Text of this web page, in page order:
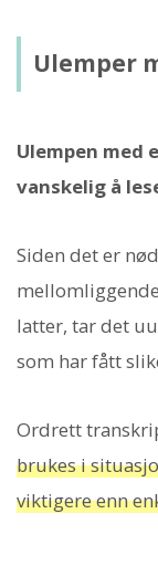
Ulemper
Ulempen med
vanskelig å
Siden det er
latter, tar det
som har fått
Ordrett
brukes i
viktigere enn